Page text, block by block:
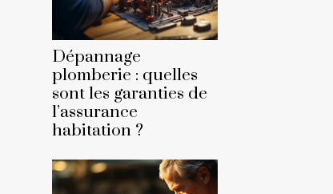
Dépannage
plomberie : quelles
sont les garanties de
l’assurance
habitation ?